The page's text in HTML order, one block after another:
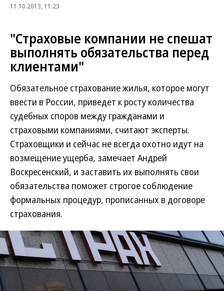
11.10.2013, 11:23
"Страховые компании не спешат
выполнять обязательства перед
клиентами"
Обязательное страхование жилья, которое могут
ввести в России, приведет к росту количества
судебных споров между гражданами и
страховыми компаниями, считают эксперты.
Страховщики и сейчас не всегда охотно идут на
возмещение ущерба, замечает Андрей
Воскресенский, и заставить их выполнять свои
обязательства поможет строгое соблюдение
формальных процедур, прописанных в договоре
страхования.